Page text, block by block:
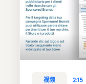
视频 2:15